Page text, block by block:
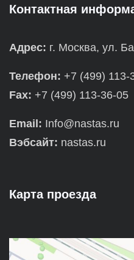
Контактная
Адрес: г. Москва, ул.
Телефон: +7 (499) 113-
Fax: +7 (499) 113-36-05
Email: Info@nastas.ru
Вэбсайт: nastas.ru
Карта проезда